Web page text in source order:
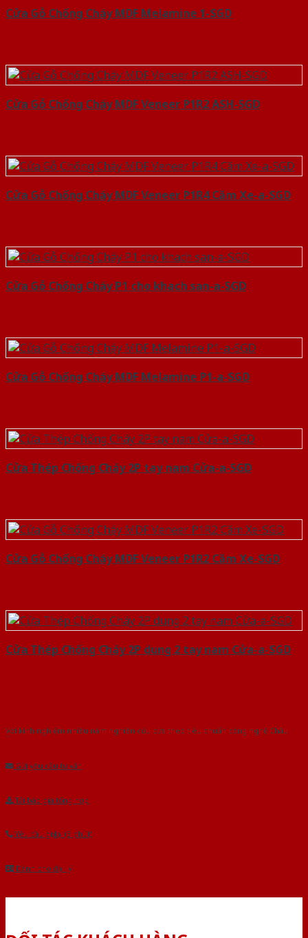
Cửa Gỗ Chống Cháy MDF Melamine 1-SGD
Cửa Gỗ Chống Cháy MDF Veneer P1R2 ASH-SGD
Cửa Gỗ Chống Cháy MDF Veneer P1R4 Căm Xe-a-SGD
Cửa Gỗ Chống Cháy P1 cho khach san-a-SGD
Cửa Gỗ Chống Cháy MDF Melamine P1-a-SGD
Cửa Thép Chống Cháy 2P tay nam Cửa-a-SGD
Cửa Gỗ Chống Cháy MDF Veneer P1R2 Căm Xe-SGD
Cửa Thép Chống Cháy 2P dung 2 tay nam Cửa-a-SGD
Với kinh nghiệm nhiêu năm nghiên cứu cửa theo tiêu chuẩn công nghệ Châu
Âu.Chúng tôi tự tin là nhà sản xuất & cung cấp hàng đầu tại Việt Nam!
Gửi yêu cầu tư vấn
Tải báo giá tổng hợp
Yêu cầu gọi lại (3 phút)
Dành cho đại lý